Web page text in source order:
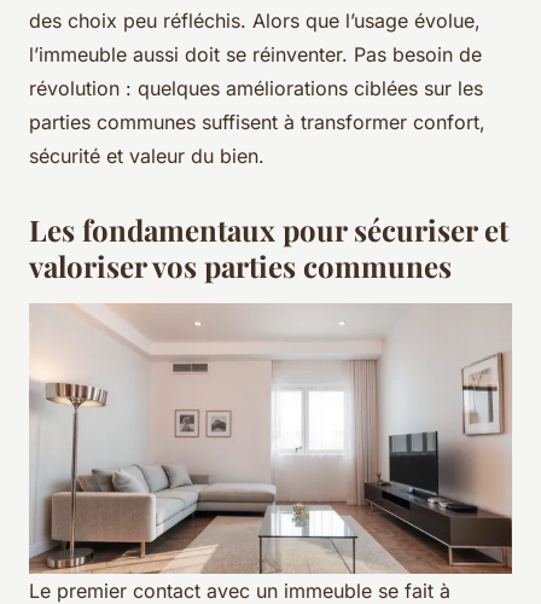
des choix peu réfléchis. Alors que l’usage évolue,
l’immeuble aussi doit se réinventer. Pas besoin de
révolution : quelques améliorations ciblées sur les
parties communes suffisent à transformer confort,
sécurité et valeur du bien.
Les fondamentaux pour sécuriser et
valoriser vos parties communes
Le premier contact avec un immeuble se fait à